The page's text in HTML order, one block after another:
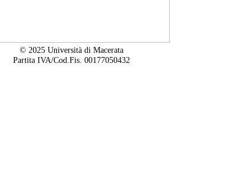
© 2025 Università di Macerata
Partita IVA/Cod.Fis. 00177050432